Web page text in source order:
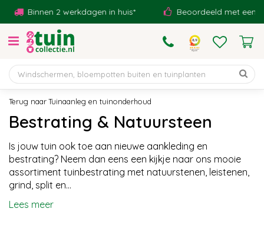
Tuinaanleg en tuinonderhoud
2 werkdagen in huis* Beoordeeld met een 9,1!
Bestrating & Natuursteen
Is jouw tuin ook toe aan nieuwe aankleding en
bestrating? Neem dan eens een kijkje naar ons mooie
assortiment tuinbestrating met natuurstenen, leistenen,
grind, split en...
Lees meer